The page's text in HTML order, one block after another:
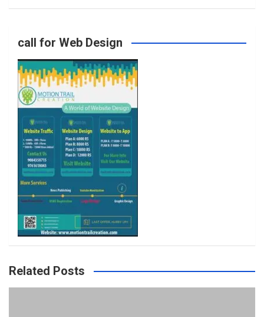
o
k
r
a
m
call for Web Design
Related Posts